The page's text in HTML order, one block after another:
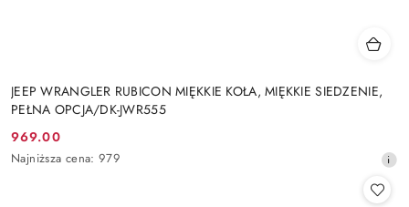
JEEP WRANGLER RUBICON MIĘKKIE KOŁA, MIĘKKIE SIEDZENIE,
PEŁNA OPCJA/DK-JWR555
Cena
promocyjna:
969.00
Najniższa
Najniższa cena: 979